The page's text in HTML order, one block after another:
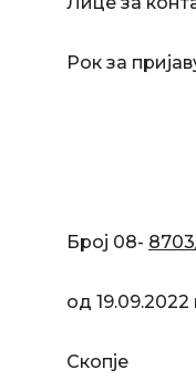
Рок за
Број 08- 8703
од